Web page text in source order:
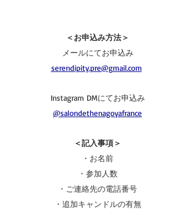
＜お申込み方法＞
メールにてお申込み
serendipity.pre@gmail.com
Instagram DMにてお申込み
@salondethenagoyafrance
＜記入事項＞
・お名前
・参加人数
・ご連絡先の電話番号
・追加キャンドルの有無